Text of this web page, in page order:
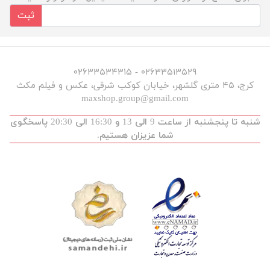
ثبت
۰۲۶۳۳۵۱۳۵۲۹ - ۰۲۶۳۳۵۳۴۳۱۵
کرج، ۴۵ متری گلشهر، خیابان کوکب شرقی، عکس و فیلم مکث
maxshop.group@gmail.com
شنبه تا پنجشنبه از ساعت 9 الی 13 و 16:30 الی 20:30 پاسخگوی
شما عزیزان هستیم.